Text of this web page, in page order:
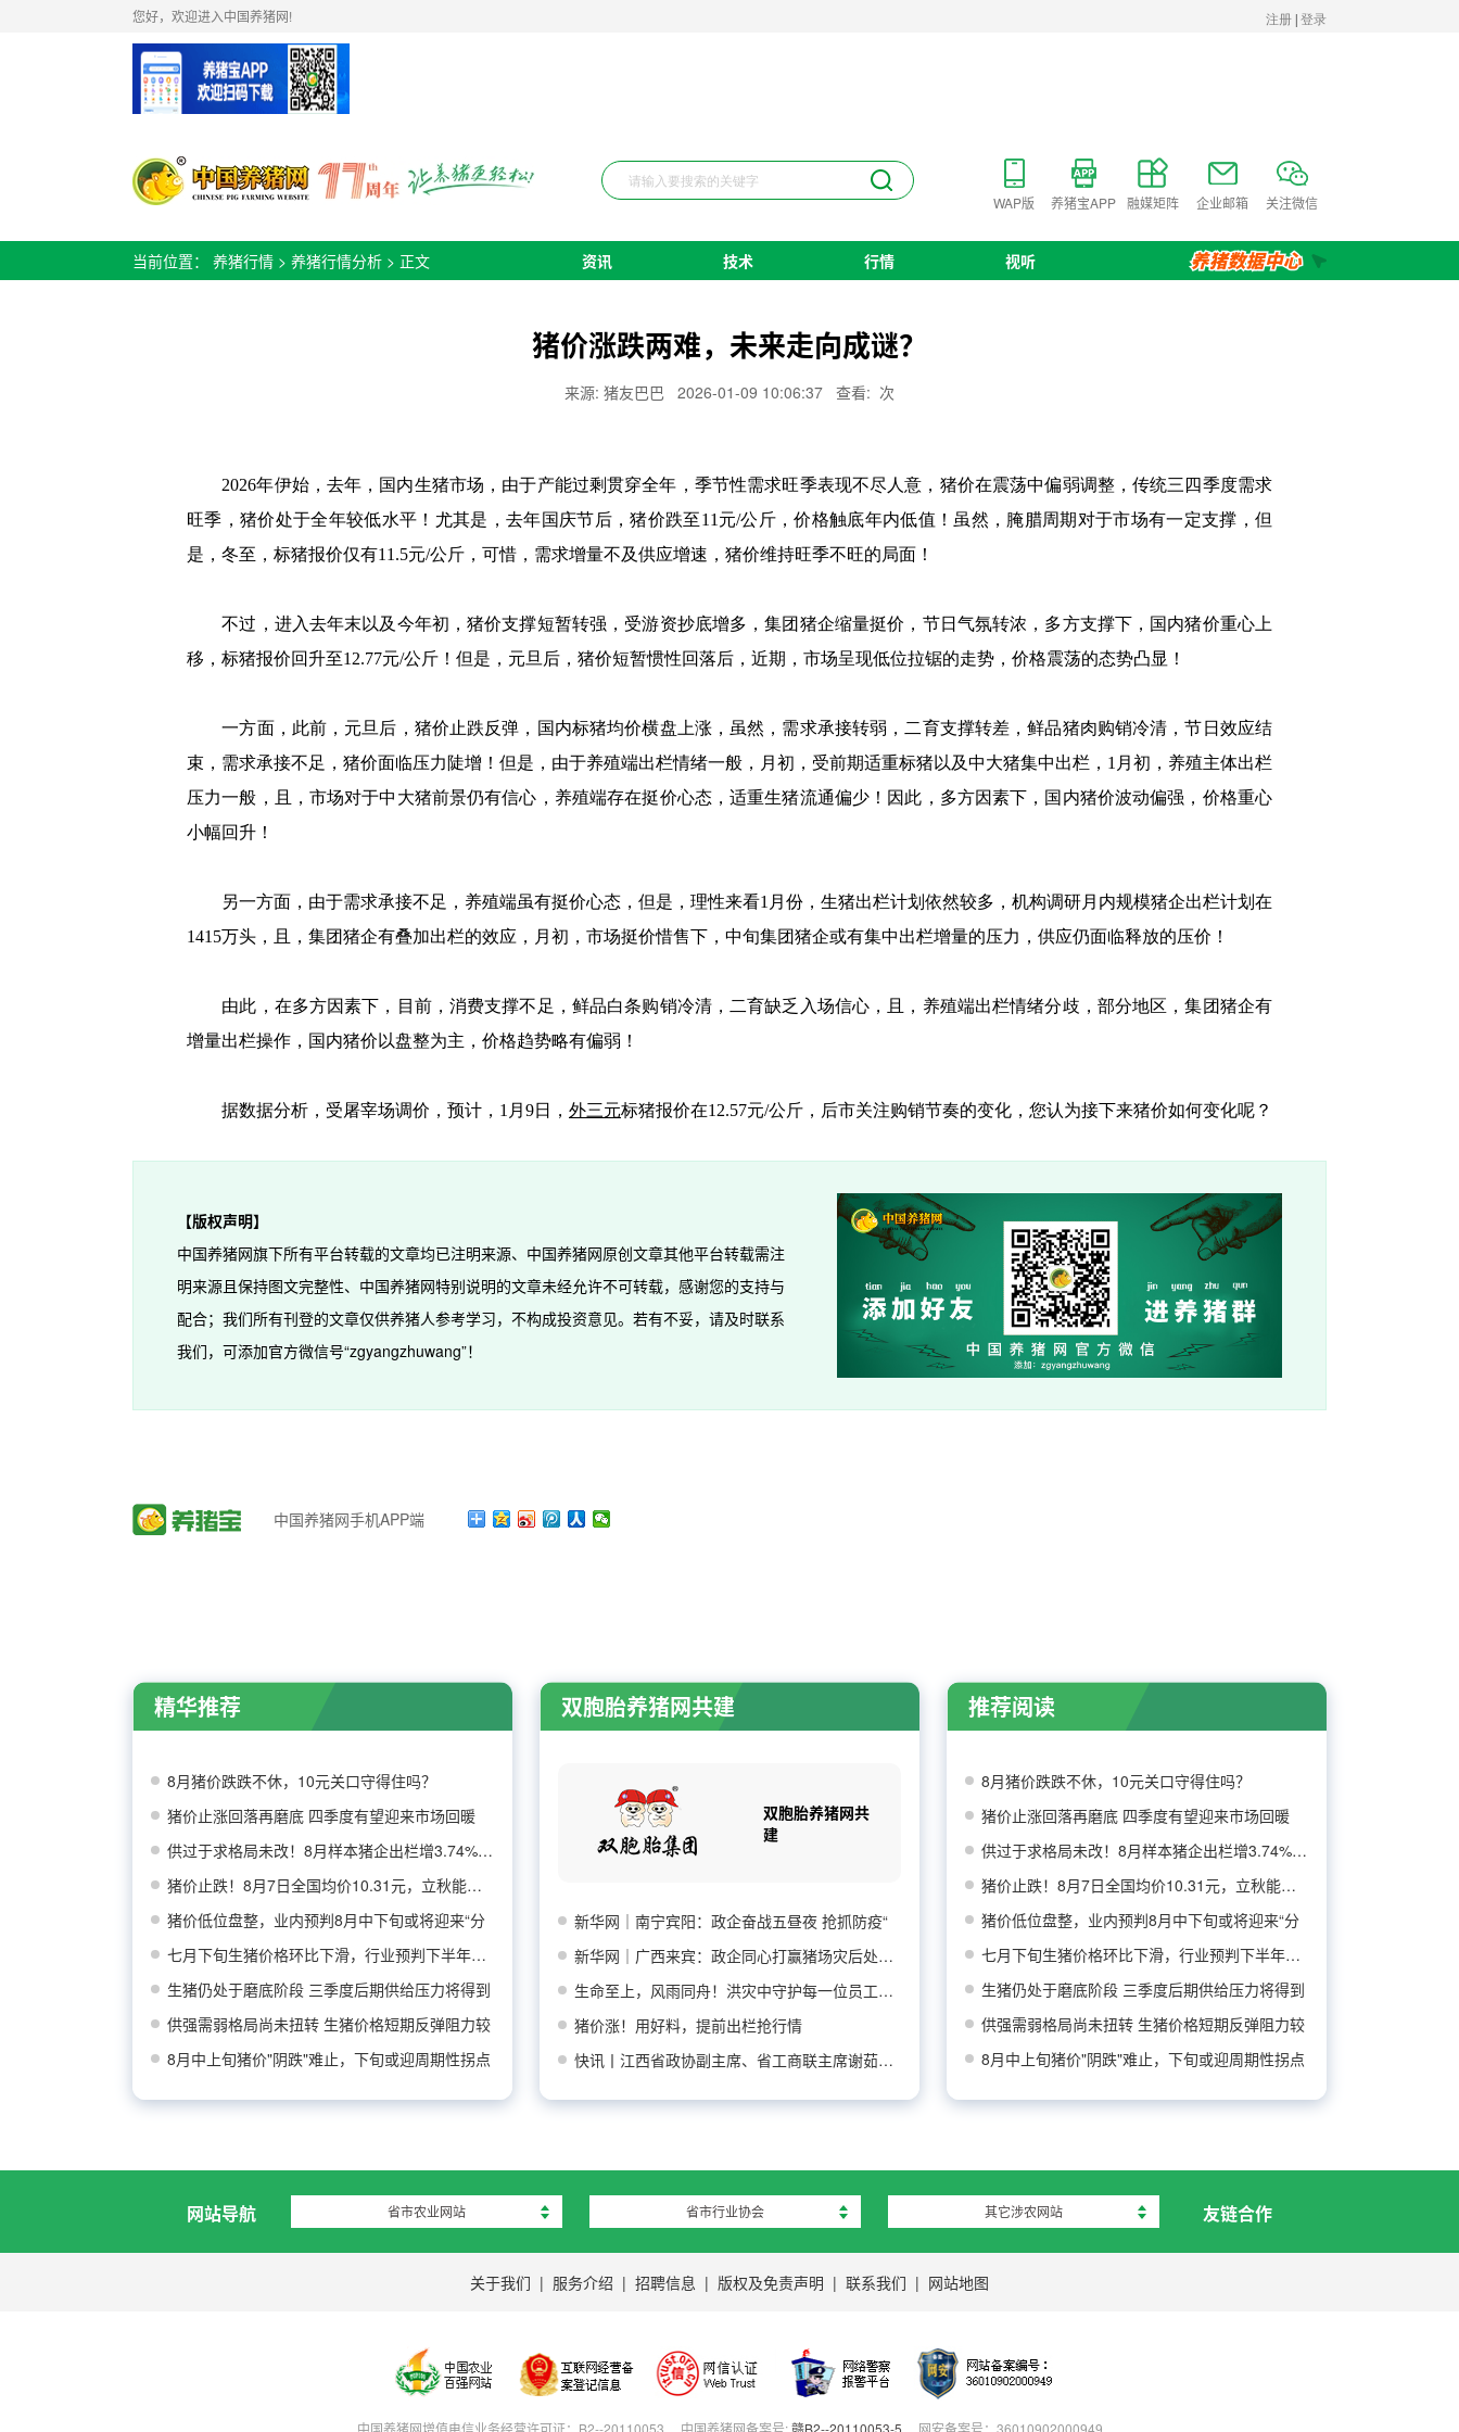
您好，欢迎进入中国养猪网!
WAP版 养猪宝APP 融媒矩阵 企业邮箱 关注微信
当前位置： 养猪行情 > 养猪行情分析 > 正文 资讯 技术 行情 视听
猪价涨跌两难，未来走向成谜？
来源: 猪友巴巴 2026-01-09 10:06:37 查看: 次
2026年伊始，去年，国内生猪市场，由于产能过剩贯穿全年，季节性需求旺季表现不尽人意，猪价在震荡中偏弱调整，传统三四季度需求
旺季，猪价处于全年较低水平！尤其是，去年国庆节后，猪价跌至11元/公斤，价格触底年内低值！虽然，腌腊周期对于市场有一定支撑，但
是，冬至，标猪报价仅有11.5元/公斤，可惜，需求增量不及供应增速，猪价维持旺季不旺的局面！
不过，进入去年末以及今年初，猪价支撑短暂转强，受游资抄底增多，集团猪企缩量挺价，节日气氛转浓，多方支撑下，国内猪价重心上
移，标猪报价回升至12.77元/公斤！但是，元旦后，猪价短暂惯性回落后，近期，市场呈现低位拉锯的走势，价格震荡的态势凸显！
一方面，此前，元旦后，猪价止跌反弹，国内标猪均价横盘上涨，虽然，需求承接转弱，二育支撑转差，鲜品猪肉购销冷清，节日效应结
束，需求承接不足，猪价面临压力陡增！但是，由于养殖端出栏情绪一般，月初，受前期适重标猪以及中大猪集中出栏，1月初，养殖主体出栏
压力一般，且，市场对于中大猪前景仍有信心，养殖端存在挺价心态，适重生猪流通偏少！因此，多方因素下，国内猪价波动偏强，价格重心
小幅回升！
另一方面，由于需求承接不足，养殖端虽有挺价心态，但是，理性来看1月份，生猪出栏计划依然较多，机构调研月内规模猪企出栏计划在
1415万头，且，集团猪企有叠加出栏的效应，月初，市场挺价惜售下，中旬集团猪企或有集中出栏增量的压力，供应仍面临释放的压价！
由此，在多方因素下，目前，消费支撑不足，鲜品白条购销冷清，二育缺乏入场信心，且，养殖端出栏情绪分歧，部分地区，集团猪企有
增量出栏操作，国内猪价以盘整为主，价格趋势略有偏弱！
据数据分析，受屠宰场调价，预计，1月9日， 外三元标猪报价在12.57元/公斤，后市关注购销节奏的变化，您认为接下来猪价如何变化呢？
【版权声明】
中国养猪网旗下所有平台转载的文章均已注明来源、中国养猪网原创文章其他平台转载需注
明来源且保持图文完整性、中国养猪网特别说明的文章未经允许不可转载，感谢您的支持与
配合；我们所有刊登的文章仅供养猪人参考学习，不构成投资意见。若有不妥，请及时联系
我们，可添加官方微信号“zgyangzhuwang”！
中国养猪网手机APP端
精华推荐
8月猪价跌跌不休，10元关口守得住吗？
猪价止涨回落再磨底 四季度有望迎来市场回暖
供过于求格局未改！8月样本猪企出栏增3.74%，消
猪价止跌！8月7日全国均价10.31元，立秋能否带
猪价低位盘整，业内预判8月中下旬或将迎来“分
七月下旬生猪价格环比下滑，行业预判下半年猪价
生猪仍处于磨底阶段 三季度后期供给压力将得到
供强需弱格局尚未扭转 生猪价格短期反弹阻力较
8月中上旬猪价"阴跌"难止，下旬或迎周期性拐点
双胞胎养猪网共建
双胞胎养猪网共
建
新华网｜南宁宾阳：政企奋战五昼夜 抢抓防疫“
新华网｜广西来宾：政企同心打赢猪场灾后处置防
生命至上，风雨同舟！洪灾中守护每一位员工平安
猪价涨！用好料，提前出栏抢行情
快讯丨江西省政协副主席、省工商联主席谢茹莅临
推荐阅读
8月猪价跌跌不休，10元关口守得住吗？
猪价止涨回落再磨底 四季度有望迎来市场回暖
供过于求格局未改！8月样本猪企出栏增3.74%，消
猪价止跌！8月7日全国均价10.31元，立秋能否带
猪价低位盘整，业内预判8月中下旬或将迎来“分
七月下旬生猪价格环比下滑，行业预判下半年猪价
生猪仍处于磨底阶段 三季度后期供给压力将得到
供强需弱格局尚未扭转 生猪价格短期反弹阻力较
8月中上旬猪价"阴跌"难止，下旬或迎周期性拐点
网站导航 省市农业网站 省市行业协会 其它涉农网站 友链合作
关于我们 | 服务介绍 | 招聘信息 | 版权及免责声明 | 联系我们 | 网站地图
中国养猪网增值电信业务经营许可证：B2--20110053 中国养猪网备案号:赣B2--20110053-5 网安备案号：36010902000949